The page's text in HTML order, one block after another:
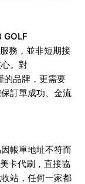
GOLF
務，並非短期接
。對
的品牌，更需要
訂單成功、金流
帳單地址不符而
卡代刷，直接協
站，任何一家都